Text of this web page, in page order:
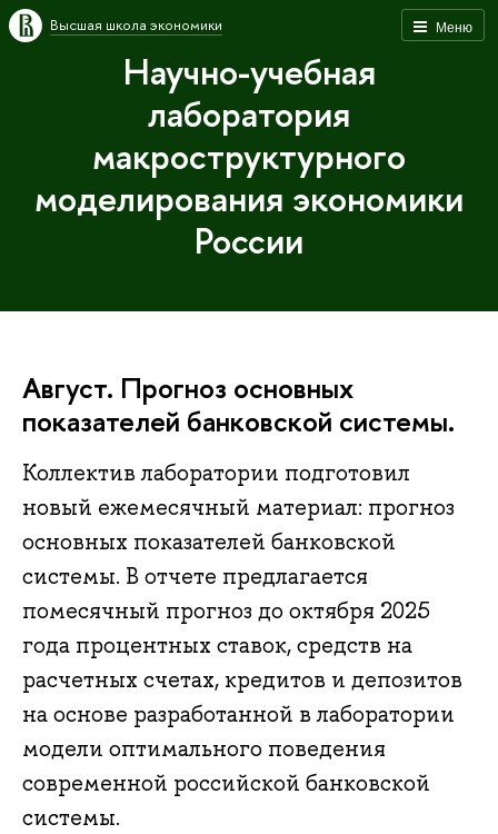
Меню
Высшая школа экономики
Научно-учебная
лаборатория
макроструктурного
моделирования экономики
России
Август. Прогноз основных
показателей банковской системы.
Коллектив лаборатории подготовил
новый ежемесячный материал: прогноз
основных показателей банковской
системы. В отчете предлагается
помесячный прогноз до октября 2025
года процентных ставок, средств на
расчетных счетах, кредитов и депозитов
на основе разработанной в лаборатории
модели оптимального поведения
современной российской банковской
системы.